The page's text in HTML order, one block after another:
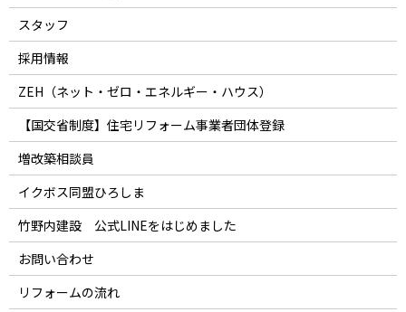
スタッフ
採用情報
ZEH（ネット・ゼロ・エネルギー・ハウス）
【国交省制度】住宅リフォーム事業者団体登録
増改築相談員
イクボス同盟ひろしま
竹野内建設 公式LINEをはじめました
お問い合わせ
リフォームの流れ